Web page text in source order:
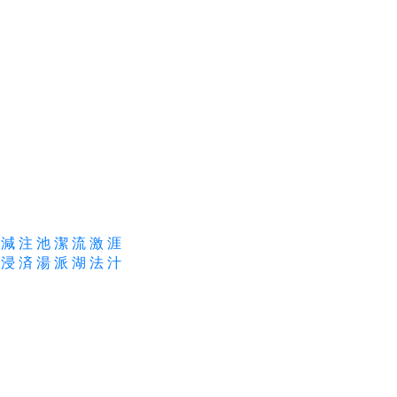
減注 池潔流激 涯
浸済 湯派 湖 法汁